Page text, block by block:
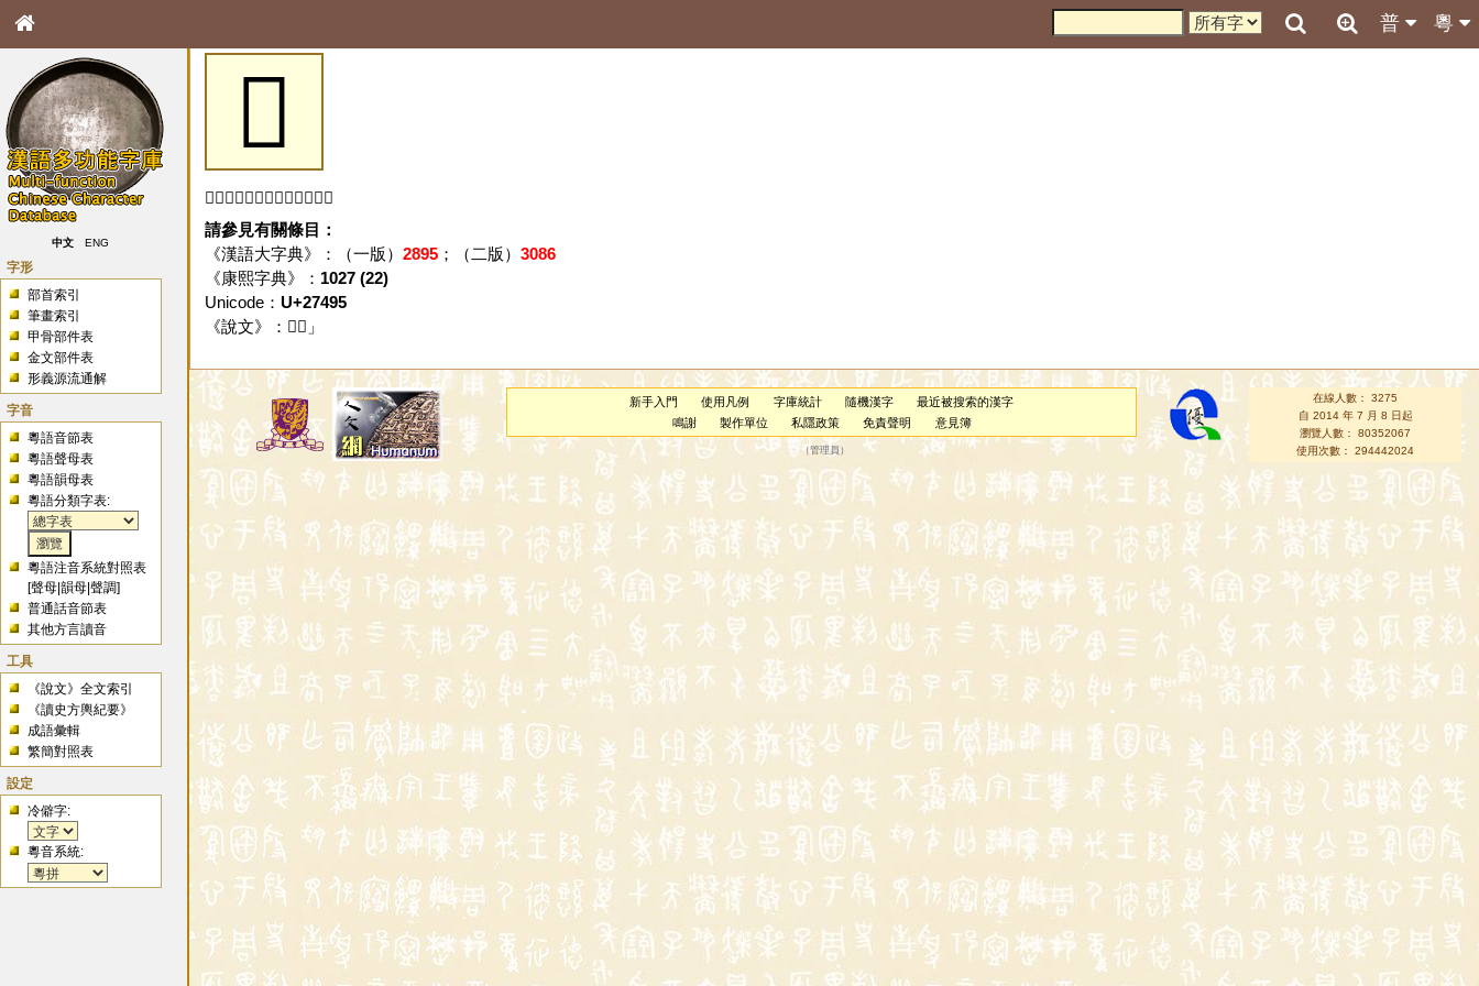
粵
普
中文 ENG
字形
部首索引
筆畫索引
甲骨部件表
金文部件表
形義源流通解
字音
粵語音節表
粵語聲母表
粵語韻母表
粵語分類字表:
粵語注音系統對照表
[聲母 |韻母 |聲調]
普通話音節表
其他方言讀音
工具
《說文》全文索引
《讀史方輿紀要》
成語彙輯
繁簡對照表
設定
冷僻字:
粵音系統:
𧒕
「𧒕」字未收錄於本資料庫。
請參見有關條目：
《漢語大字典》：（一版） 2895；（二版） 3086
《康熙字典》： 1027 (22)
Unicode： U+27495
《說文》：「 𧒕 」
新手入門 使用凡例 字庫統計 隨機漢字
最近被搜索的漢字
鳴謝
製作單位 私隱政策 免責聲明 意見簿
（管理員 ）
在線人數： 3275
自 2014 年 7 月 8 日起
瀏覽人數： 80352067
使用次數： 294442024